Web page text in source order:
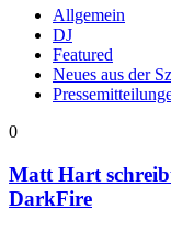
Allgemein
DJ
Featured
Neues aus der
0
Matt Hart
DarkFire